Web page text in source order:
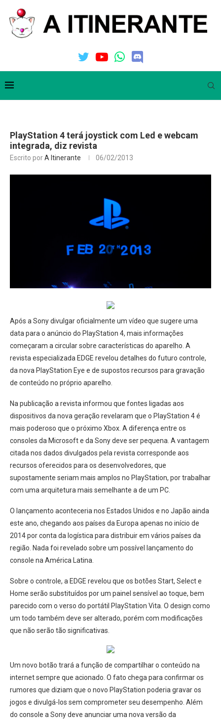
PlayStation 4 terá joystick com Led e webcam
integrada, diz revista
Escrito porA Itinerante 06/02/2013
Após a Sony divulgar oficialmente um vídeo que sugere uma
data para o anúncio do PlayStation 4, mais informações
começaram a circular sobre características do aparelho. A
revista especializada EDGE revelou detalhes do futuro controle,
da nova PlayStation Eye e de supostos recursos para gravação
de conteúdo no próprio aparelho.
Na publicação a revista informou que fontes ligadas aos
dispositivos da nova geração revelaram que o PlayStation 4 é
mais poderoso que o próximo Xbox. A diferença entre os
consoles da Microsoft e da Sony deve ser pequena. A vantagem
citada nos dados divulgados pela revista corresponde aos
recursos oferecidos para os desenvolvedores, que
supostamente seriam mais amplos no PlayStation, por trabalhar
com uma arquitetura mais semelhante a de um PC.
O lançamento aconteceria nos Estados Unidos e no Japão ainda
este ano, chegando aos países da Europa apenas no início de
2014 por conta da logística para distribuir em vários países da
região. Nada foi revelado sobre um possível lançamento do
console na América Latina.
Sobre o controle, a EDGE revelou que os botões Start, Select e
Home serão substituídos por um painel sensível ao toque, bem
parecido com o verso do portátil PlayStation Vita. O design como
um todo também deve ser alterado, porém com modificações
que não serão tão significativas.
Um novo botão trará a função de compartilhar o conteúdo na
internet sempre que acionado. O fato chega para confirmar os
rumores que diziam que o novo PlayStation poderia gravar os
jogos e divulgá-los sem comprometer seu desempenho. Além
do console a Sony deve anunciar uma nova versão da